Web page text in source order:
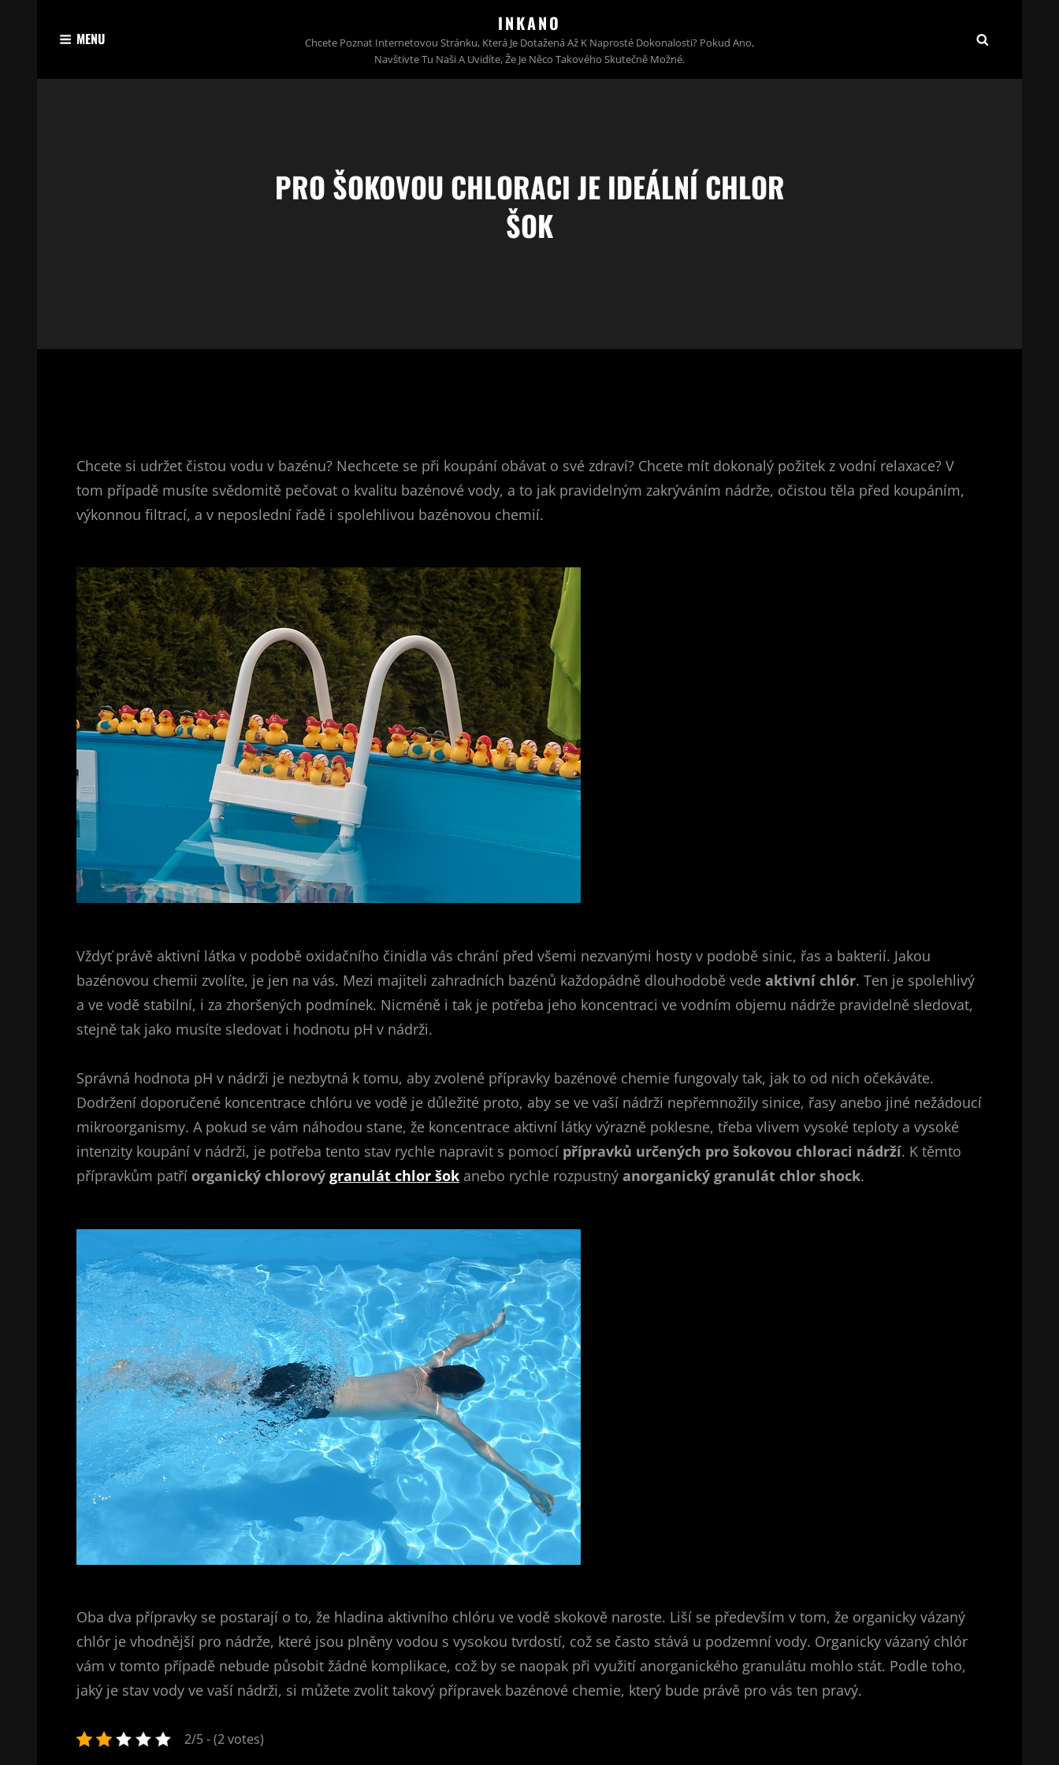
MENU
INKANO
Chcete Poznat Internetovou Stránku, Která Je Dotažená Až K Naprosté Dokonalosti? Pokud Ano,
Navštivte Tu Naši A Uvidíte, Že Je Něco Takového Skutečně Možné.
PRO ŠOKOVOU CHLORACI JE IDEÁLNÍ CHLOR
ŠOK
Chcete si udržet čistou vodu v bazénu? Nechcete se při koupání obávat o své zdraví? Chcete mít dokonalý požitek z vodní relaxace? V
tom případě musíte svědomitě pečovat o kvalitu bazénové vody, a to jak pravidelným zakrýváním nádrže, očistou těla před koupáním,
výkonnou filtrací, a v neposlední řadě i spolehlivou bazénovou chemií.
Vždyť právě aktivní látka v podobě oxidačního činidla vás chrání před všemi nezvanými hosty v podobě sinic, řas a bakterií. Jakou
bazénovou chemii zvolíte, je jen na vás. Mezi majiteli zahradních bazénů každopádně dlouhodobě vede aktivní chlór. Ten je spolehlivý
a ve vodě stabilní, i za zhoršených podmínek. Nicméně i tak je potřeba jeho koncentraci ve vodním objemu nádrže pravidelně sledovat,
stejně tak jako musíte sledovat i hodnotu pH v nádrži.
Správná hodnota pH v nádrži je nezbytná k tomu, aby zvolené přípravky bazénové chemie fungovaly tak, jak to od nich očekáváte.
Dodržení doporučené koncentrace chlóru ve vodě je důležité proto, aby se ve vaší nádrži nepřemnožily sinice, řasy anebo jiné nežádoucí
mikroorganismy. A pokud se vám náhodou stane, že koncentrace aktivní látky výrazně poklesne, třeba vlivem vysoké teploty a vysoké
intenzity koupání v nádrži, je potřeba tento stav rychle napravit s pomocí přípravků určených pro šokovou chloraci nádrží. K těmto
přípravkům patří organický chlorový granulát chlor šok anebo rychle rozpustný anorganický granulát chlor shock.
Oba dva přípravky se postarají o to, že hladina aktivního chlóru ve vodě skokově naroste. Liší se především v tom, že organicky vázaný
chlór je vhodnější pro nádrže, které jsou plněny vodou s vysokou tvrdostí, což se často stává u podzemní vody. Organicky vázaný chlór
vám v tomto případě nebude působit žádné komplikace, což by se naopak při využití anorganického granulátu mohlo stát. Podle toho,
jaký je stav vody ve vaší nádrži, si můžete zvolit takový přípravek bazénové chemie, který bude právě pro vás ten pravý.
2/5 - (2 votes)